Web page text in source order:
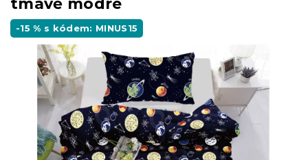
tmavě modré
-15 % s kódem: MINUS15